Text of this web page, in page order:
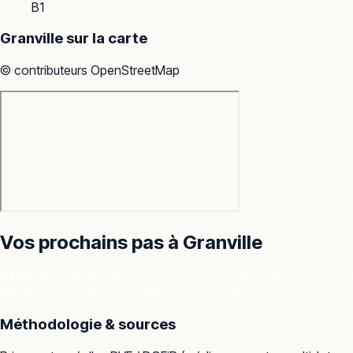
B1
Granville sur la carte
© contributeurs OpenStreetMap
Vos prochains pas à Granville
Méthodologie & sources